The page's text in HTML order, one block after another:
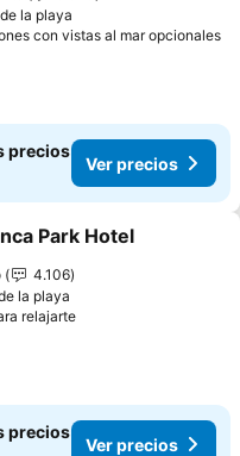
la playa
con vistas al mar opcionales
precios
Ver precios
a favoritos
Park Hotel
4.106
la playa
relajarte
precios
Ver precios